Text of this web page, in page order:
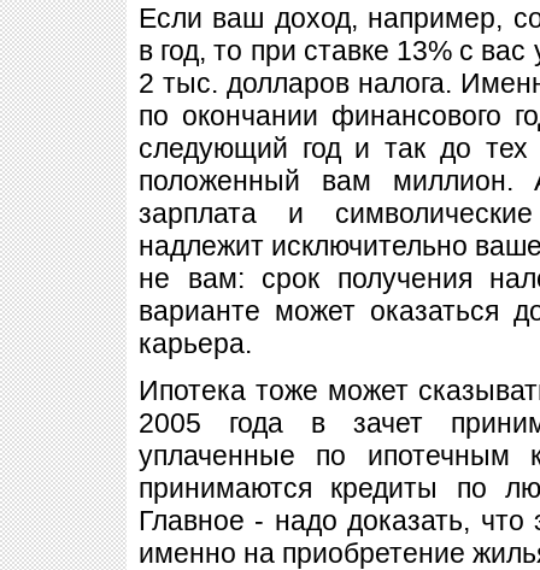
Если ваш доход, например,
в год, то при ставке 13% с
2 тыс. долларов налога.
по окончании финансового
следующий год и так до
положенный вам
зарплата и
надлежит исключительно
не вам: срок получения
варианте может оказаться
карьера.
Ипотека тоже может
2005 года в зачет
уплаченные по ипотечным
принимаются кредиты по
Главное - надо доказать,
именно на приобретение